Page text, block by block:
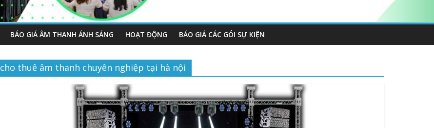
BÁO GIÁ ÂM THANH ÁNH SÁNG HOẠT ĐỘNG BÁO GIÁ CÁC GÓI SỰ KIỆN
cho thuê âm thanh chuyên nghiệp tại hà nội